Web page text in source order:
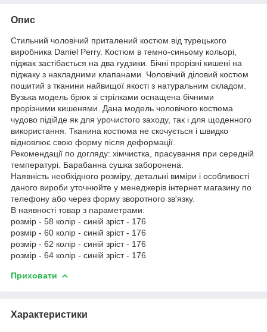
Опис
Стильний чоловічий приталений костюм від турецького
виробника Daniel Perry. Костюм в темно-синьому кольорі,
піджак застібається на два гудзики. Бічні прорізні кишені на
піджаку з накладними клапанами. Чоловічий діловий костюм
пошитий з тканини найвищої якості з натуральним складом.
Вузька модель брюк зі стрілками оснащена бічними
прорізними кишенями. Дана модель чоловічого костюма
чудово підійде як для урочистого заходу, так і для щоденного
використання. Тканина костюма не скочується і швидко
відновлює свою форму після деформації.
Рекомендації по догляду: хімчистка, прасування при середній
температурі. Барабанна сушка заборонена.
Наявність необхідного розміру, детальні виміри і особливості
даного вироби уточнюйте у менеджерів інтернет магазину по
телефону або через форму зворотного зв'язку.
В наявності товар з параметрами:
розмір - 58 колір - синій зріст - 176
розмір - 60 колір - синій зріст - 176
розмір - 62 колір - синій зріст - 176
розмір - 64 колір - синій зріст - 176
Приховати
Характеристики